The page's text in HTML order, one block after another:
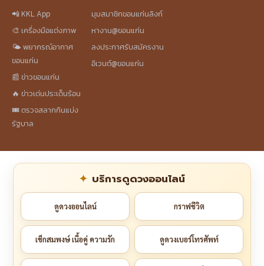
📲 KKL App
🎨 เครื่องมือแต่งภาพ
🌤️ พยากรณ์อากาศ
ขอนแก่น
📰 ข่าวขอนแก่น
🔥 ข่าวเด่นประเด็นร้อน
🎟️ ตรวจสลากกินแบ่ง
รัฐบาล
มุมสมาชิกขอนแก่นลิงก์
หางาน@ขอนแก่น
ลงประกาศรับสมัครงาน
อีเวนต์@ขอนแก่น
บริการดูดวงออนไลน์
ดูดวงออนไลน์ กราฟชีวิต
เช็กสมพงษ์ เนื้อคู่ ความรัก ดูดวงเบอร์โทรศัพท์